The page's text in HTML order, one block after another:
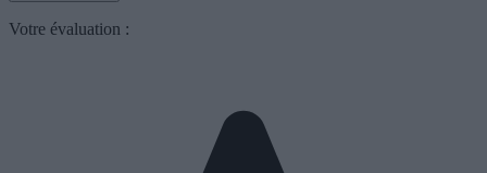
Votre évaluation :